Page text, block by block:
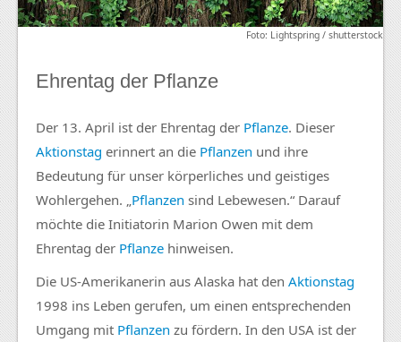
Foto: Lightspring / shutterstock
Ehrentag der Pflanze
Der 13. April ist der Ehrentag der Pflanze. Dieser
Aktionstag erinnert an die Pflanzen und ihre
Bedeutung für unser körperliches und geistiges
Wohlergehen. „ Pflanzen sind Lebewesen.“ Darauf
möchte die Initiatorin Marion Owen mit dem
Ehrentag der Pflanze hinweisen.
Die US-Amerikanerin aus Alaska hat den Aktionstag
1998 ins Leben gerufen, um einen entsprechenden
Umgang mit Pflanzen zu fördern. In den USA ist der